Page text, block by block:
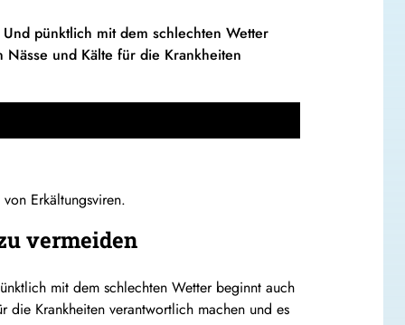
pünktlich mit dem schlechten Wetter
und Kälte für die Krankheiten
Erkältungsviren.
vermeiden
mit dem schlechten Wetter beginnt auch
die Krankheiten verantwortlich machen und es